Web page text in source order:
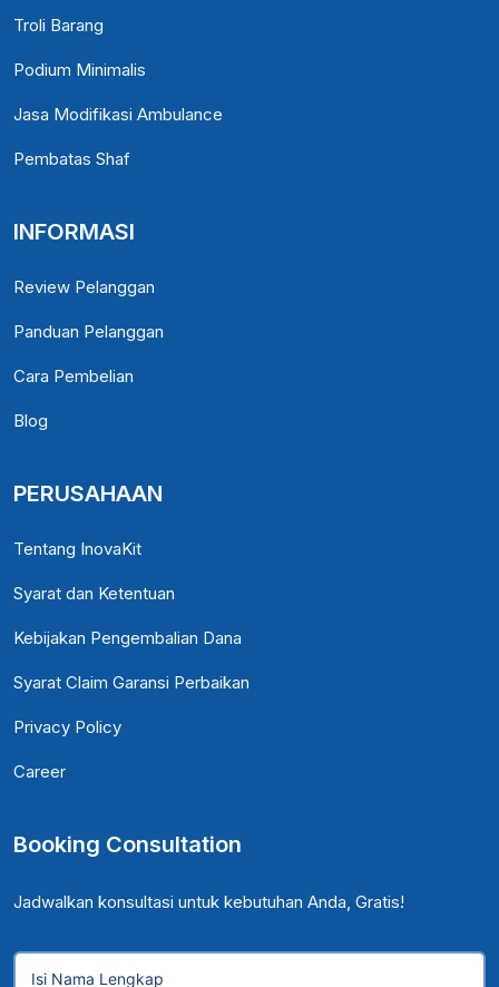
Troli Barang
Podium Minimalis
Jasa Modifikasi Ambulance
Pembatas Shaf
INFORMASI
Review Pelanggan
Panduan Pelanggan
Cara Pembelian
Blog
PERUSAHAAN
Tentang InovaKit
Syarat dan Ketentuan
Kebijakan Pengembalian Dana
Syarat Claim Garansi Perbaikan
Privacy Policy
Career
Booking Consultation
Jadwalkan konsultasi untuk kebutuhan Anda, Gratis!